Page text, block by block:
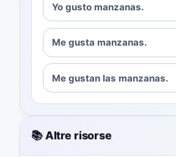
Yo gusto manzanas.
Me gusta manzanas.
Me gustan las manzanas.
📚 Altre risorse